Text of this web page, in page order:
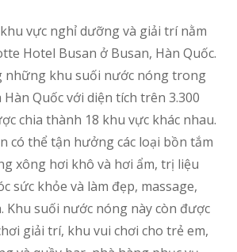
vực nghỉ dưỡng và giải trí nằm
Hotel Busan ở Busan, Hàn Quốc.
những khu suối nước nóng trong
Quốc với diện tích trên 3.300
chia thành 18 khu vực khác nhau.
có thể tận hưởng các loại bồn tắm
xông hơi khô và hơi ẩm, trị liệu
sức khỏe và làm đẹp, massage,
Khu suối nước nóng này còn được
giải trí, khu vui chơi cho trẻ em,